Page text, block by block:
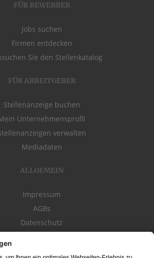
FÜR BEWERBER
Jobs suchen
Firmen entdecken
Sie den Stellenkatalog
FÜR ARBEITGEBER
Stellenanzeige buchen
Unternehmensprofil
verwalten
Mediadaten
ALLGEMEIN
Impressum
AGBs
Datenschutz